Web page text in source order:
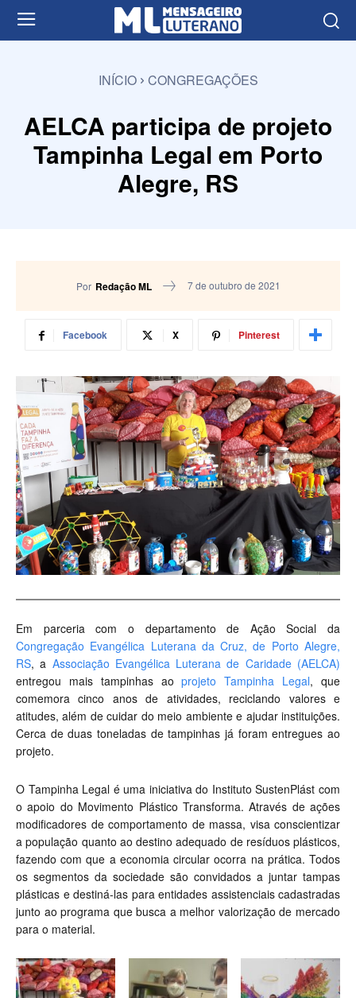
INÍCIO CONGREGAÇÕES
AELCA participa de projeto
Tampinha Legal em Porto
Alegre, RS
Por Redação ML 7 de outubro de 2021
Facebook X Pinterest
Em parceria com o departamento de Ação Social da
Congregação Evangélica Luterana da Cruz, de Porto Alegre,
RS, a Associação Evangélica Luterana de Caridade (AELCA)
entregou mais tampinhas aoprojeto Tampinha Legal, que
comemora cinco anos de atividades, reciclando valores e
atitudes, além de cuidar do meio ambiente e ajudar instituições.
Cerca de duas toneladas de tampinhas já foram entregues ao
projeto.
O Tampinha Legal é uma iniciativa do Instituto SustenPlást com
o apoio do Movimento Plástico Transforma. Através de ações
modificadores de comportamento de massa, visa conscientizar
a população quanto ao destino adequado de resíduos plásticos,
fazendo com que a economia circular ocorra na prática. Todos
os segmentos da sociedade são convidados a juntar tampas
plásticas e destiná-las para entidades assistenciais cadastradas
junto ao programa que busca a melhor valorização de mercado
para o material.